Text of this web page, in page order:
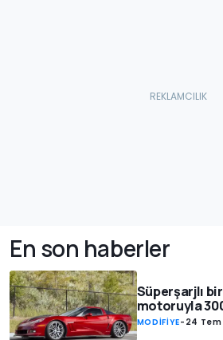
En son haberler
Süperşarjlı
motoruyla
MODİFİYE- 24 Tem